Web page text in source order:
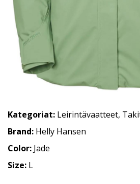
Kategoriat: Leirintävaatteet,
Brand: Helly Hansen
Color: Jade
Size: L